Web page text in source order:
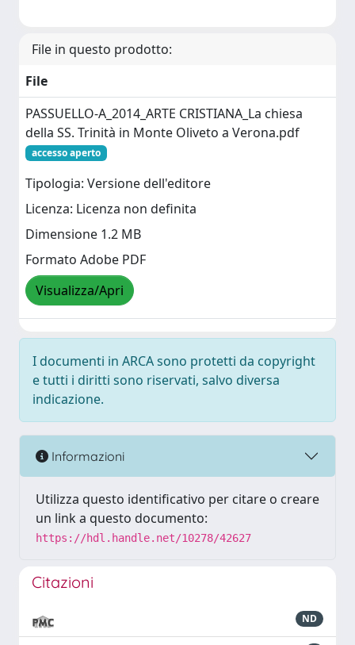
File in questo prodotto:
File
PASSUELLO-A_2014_ARTE CRISTIANA_La chiesa
della SS. Trinità in Monte Oliveto a Verona.pdf
accesso aperto
Tipologia: Versione dell'editore
Licenza: Licenza non definita
Dimensione 1.2 MB
Formato Adobe PDF
Visualizza/Apri
I documenti in ARCA sono protetti da copyright
e tutti i diritti sono riservati, salvo diversa
indicazione.
Informazioni
Utilizza questo identificativo per citare o creare
un link a questo documento:
https://hdl.handle.net/10278/42627
Citazioni
ND